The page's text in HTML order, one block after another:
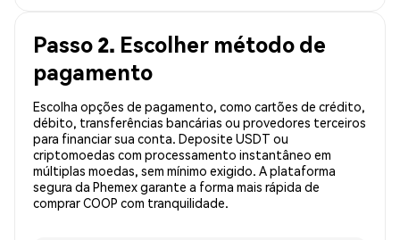
Passo 2. Escolher método de
pagamento
Escolha opções de pagamento, como cartões de crédito,
débito, transferências bancárias ou provedores terceiros
para financiar sua conta. Deposite USDT ou
criptomoedas com processamento instantâneo em
múltiplas moedas, sem mínimo exigido. A plataforma
segura da Phemex garante a forma mais rápida de
comprar COOP com tranquilidade.